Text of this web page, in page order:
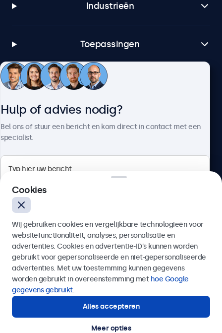
Industrieën
Toepassingen
Klantenservice
4.8/5 door 5000+ bedrijven
Nederlands
Hulp of advies nodig?
Bel ons of stuur een bericht en kom direct in contact met een
specialist.
Verzenden
Of bel ons op
Hulp of advies nodig?
Direct contact met een specialist.
Cookies
Wij gebruiken cookies en vergelijkbare technologieën voor
websitefunctionaliteit, analyses, personalisatie en
advertenties. Cookies en advertentie-ID’s kunnen worden
gebruikt voor gepersonaliseerde en niet-gepersonaliseerde
advertenties. Met uw toestemming kunnen gegevens
worden gebruikt in overeenstemming met hoe Google
gegevens gebruikt.
Alles accepteren
Meer opties